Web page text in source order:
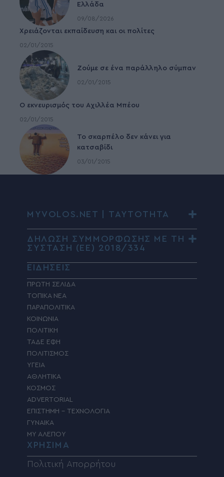
Ελλάδα
09/08/2026
Χρειάζονται εκπαίδευση και οι πολίτες
02/01/2015
Ζούμε σε ένα παράλληλο σύμπαν
02/01/2015
Ο εκνευρισμός του Αχιλλέα Μπέου
02/01/2015
To σκαρπέλο δεν κάνει για
κατσαβίδι
03/01/2015
MYVOLOS.NET | ΤΑΥΤΟΤΗΤΑ
ΔΗΛΩΣΗ ΣΥΜΜΟΡΦΩΣΗΣ ΜΕ ΤΗ
ΣΥΣΤΑΣΗ (ΕΕ) 2018/334
ΕΙΔΗΣΕΙΣ
ΠΡΩΤΗ ΣΕΛΙΔΑ
ΤΟΠΙΚΑ ΝΕΑ
ΠΑΡΑΠΟΛΙΤΙΚΑ
ΚΟΙΝΩΝΙΑ
ΠΟΛΙΤΙΚΗ
ΤΑΔΕ ΕΦΗ
ΠΟΛΙΤΙΣΜΟΣ
ΥΓΕΙΑ
ΑΘΛΗΤΙΚΑ
ΚΟΣΜΟΣ
ADVERTORIAL
ΕΠΙΣΤΗΜΗ – ΤΕΧΝΟΛΟΓΙΑ
ΓΥΝΑΙΚΑ
MY ΑΛΕΠΟΥ
ΧΡΗΣΙΜΑ
Πολιτική Απορρήτου